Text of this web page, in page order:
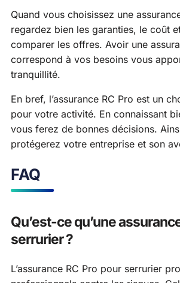
Quand vous choisissez une
regardez bien les garanties, le coût
comparer les offres. Avoir une
correspond à vos besoins vous
tranquillité.
En bref, l’assurance RC Pro est un
pour votre activité. En connaissant
vous ferez de bonnes décisions.
protégerez votre entreprise et son
FAQ
Qu’est-ce qu’une
serrurier ?
L’assurance RC Pro pour serrurier